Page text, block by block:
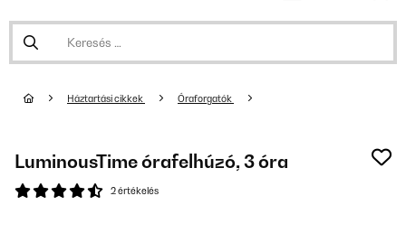
Háztartási cikkek Óraforgatók
LuminousTime órafelhúzó, 3 óra
2 értékelés